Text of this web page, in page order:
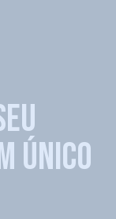
ÚNICO